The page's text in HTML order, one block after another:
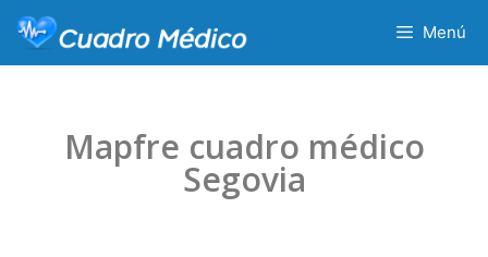
Menú
Mapfre cuadro médico
Segovia